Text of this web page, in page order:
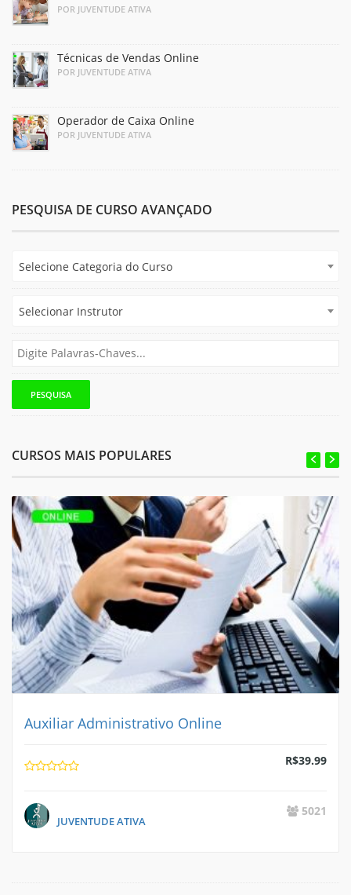
POR JUVENTUDE ATIVA
Técnicas de Vendas Online
POR JUVENTUDE ATIVA
Operador de Caixa Online
POR JUVENTUDE ATIVA
PESQUISA DE CURSO AVANÇADO
Selecione Categoria do Curso
Selecionar Instrutor
CURSOS MAIS POPULARES
Auxiliar Administrativo Online
R$39.99
JUVENTUDE ATIVA
5021